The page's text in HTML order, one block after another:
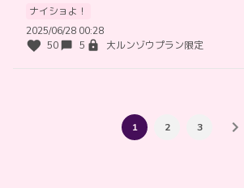
ナイショよ！
2025/06/28 00:28
50
5 大ルンゾウプラン限定
1 2 3